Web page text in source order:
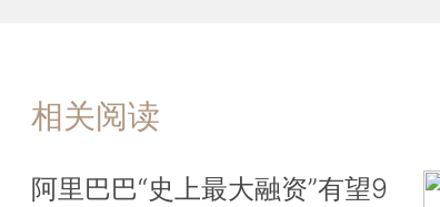
相关阅读
阿里巴巴“史上最大融资”有望9